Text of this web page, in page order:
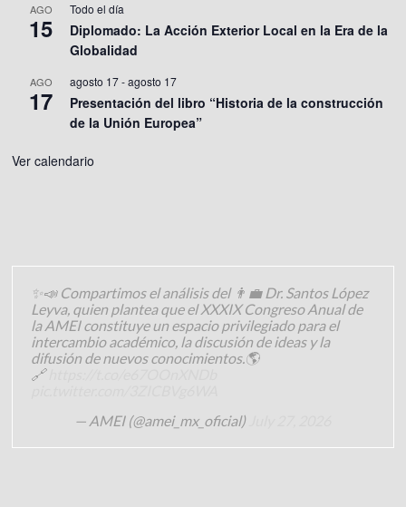
AGO
15
Todo el día
Diplomado: La Acción Exterior Local en la Era de la
Globalidad
AGO
17
agosto 17-agosto 17
Presentación del libro “Historia de la construcción
de la Unión Europea”
Ver calendario
✨📣 Compartimos el análisis del 👨‍💼 Dr. Santos López
Leyva, quien plantea que el XXXIX Congreso Anual de
la AMEI constituye un espacio privilegiado para el
intercambio académico, la discusión de ideas y la
difusión de nuevos conocimientos.🌎
🔗
— AMEI (@amei_mx_oficial)